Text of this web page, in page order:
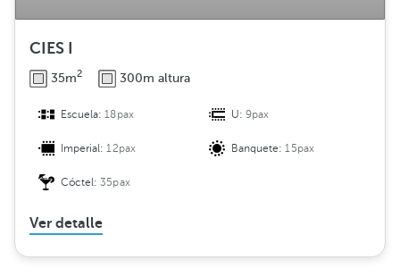
CIES I
35m2 300m altura
Escuela:18pax U:9pax
Imperial:12pax Banquete:15pax
Cóctel:35pax
Ver detalle